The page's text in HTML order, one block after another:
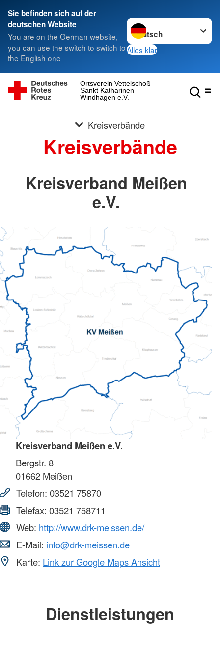
Sie befinden sich auf der
deutschen Website
You are on the German website,
you can use the switch to switch to
the English one
Sprache wechseln zu
Alles klar
Windhagen e.V.
Sankt Katharinen
Ortsverein Vettelschoß
Kreisverbände
Kreisverbände
Kreisverband Meißen
e.V.
Kreisverband Meißen e.V.
Bergstr. 8
01662 Meißen
Telefon: 03521 75870
Telefax: 03521 758711
Web: http://www.drk-meissen.de/
E-Mail: info@drk-meissen.de
Karte: Link zur Google Maps Ansicht
Dienstleistungen